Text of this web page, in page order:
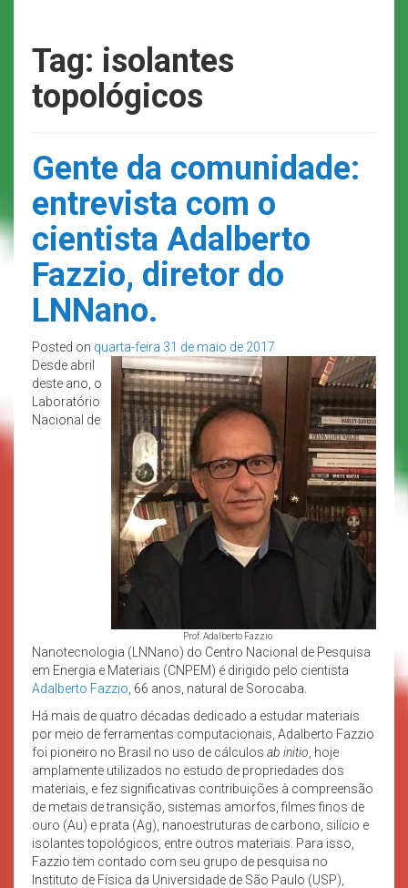
Tag: isolantes
topológicos
Gente da comunidade:
entrevista com o
cientista Adalberto
Fazzio, diretor do
LNNano.
Posted on quarta-feira 31 de maio de 2017
Prof. Adalberto Fazzio
Desde abril
deste ano, o
Laboratório
Nacional de
Nanotecnologia (LNNano) do Centro Nacional de Pesquisa
em Energia e Materiais (CNPEM) é dirigido pelo cientista
Adalberto Fazzio , 66 anos, natural de Sorocaba.
Há mais de quatro décadas dedicado a estudar materiais
por meio de ferramentas computacionais, Adalberto Fazzio
foi pioneiro no Brasil no uso de cálculos ab initio , hoje
amplamente utilizados no estudo de propriedades dos
materiais, e fez significativas contribuições à compreensão
de metais de transição, sistemas amorfos, filmes finos de
ouro (Au) e prata (Ag), nanoestruturas de carbono, silício e
isolantes topológicos, entre outros materiais. Para isso,
Fazzio tem contado com seu grupo de pesquisa no
Instituto de Física da Universidade de São Paulo (USP),